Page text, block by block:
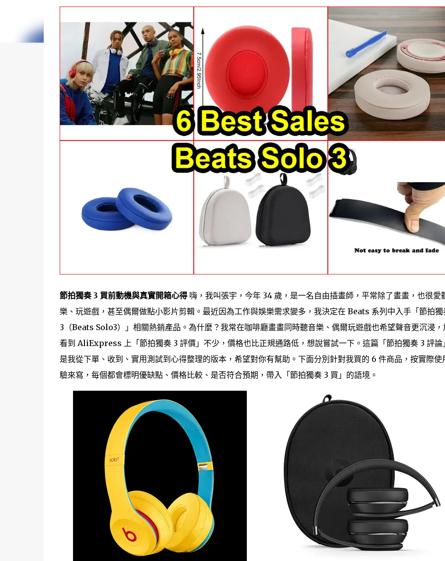
節拍獨奏 3 買前動機與真實開箱心得嗨，我叫張宇，今年 34 歲，是一名自由插畫師，平常除了畫畫，也很愛
樂、玩遊戲，甚至偶爾做點小影片剪輯。最近因為工作與娛樂需求變多，我決定在 Beats 系列中入手「節拍獨
3（Beats Solo3）」相關熱銷產品。為什麼？我常在咖啡廳畫畫同時聽音樂、偶爾玩遊戲也希望聲音更沉浸，
看到 AliExpress 上「節拍獨奏 3 評價」不少，價格也比正規通路低，想說嘗試一下。這篇「節拍獨奏 3 評論
是我從下單、收到、實用測試到心得整理的版本，希望對你有幫助。下面分別針對我買的 6 件商品，按實際使
驗來寫，每個都會標明優缺點、價格比較、是否符合預期，帶入「節拍獨奏 3 買」的語境。